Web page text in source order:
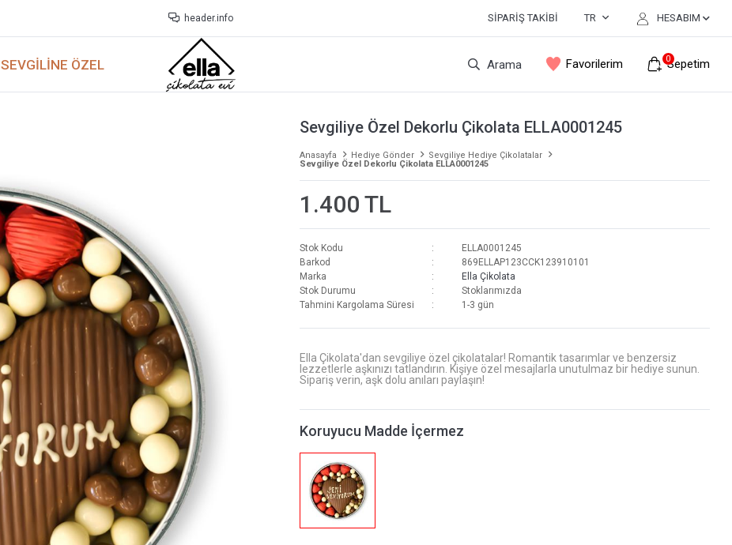
header.info SIPARIŞ TAKIBI TR HESABIM
SEVGILINE ÖZEL Arama Favorilerim Sepetim
0
Sevgiliye Özel Dekorlu Çikolata ELLA0001245
Anasayfa Hediye Gönder
Sevgiliye Hediye Çikolatalar
Sevgiliye Özel Dekorlu Çikolata ELLA0001245
1.400 TL
Stok Kodu
ELLA0001245
Barkod
869ELLAP123CCK123910101
Marka
Ella Çikolata
Stok Durumu
Stoklarımızda
Tahmini Kargolama Süresi
1-3 gün
Ella Çikolata'dan sevgiliye özel çikolatalar! Romantik tasarımlar ve benzersiz
lezzetlerle aşkınızı tatlandırın. Kişiye özel mesajlarla unutulmaz bir hediye sunun.
Sipariş verin, aşk dolu anıları paylaşın!
Koruyucu Madde İçermez